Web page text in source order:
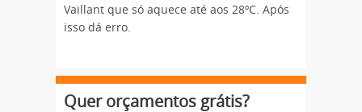
Vaillant que só aquece até aos 28ºC. Após
isso dá erro.
Quer orçamentos grátis?